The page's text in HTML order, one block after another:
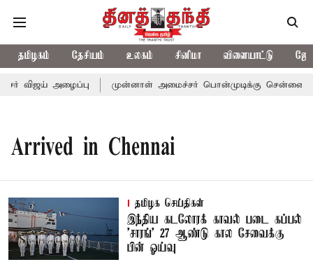
தமிழகம் தேசியம் உலகம் சினிமா விளையாட்டு
விஜய் அழைப்பு முன்னாள் அமைச்சர் பொன்முடிக்கு சென்னை
Arrived in Chennai
தமிழக செய்திகள்
இந்திய கடலோரக் காவல் படை கப்பல்
'சாரங்' 27 ஆண்டு கால சேவைக்கு
பின் ஓய்வு